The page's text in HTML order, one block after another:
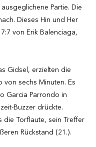
Partie. Die
Dieses Hin und Her
von Erik Balenciaga,
Gidsel, erzielten die
von sechs Minuten. Es
Garcia Parrondo in
Buzzer drückte.
die Torflaute, sein Treffer
Rückstand (21.).